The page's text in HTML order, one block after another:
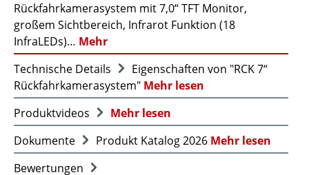
Rückfahrkamerasystem mit 7,0“ TFT Monitor,
großem Sichtbereich, Infrarot Funktion (18
InfraLEDs)… Mehr
Technische Details
Eigenschaften von "RCK 7“
Rückfahrkamerasystem" Mehr lesen
Produktvideos
Mehr lesen
Dokumente
Produkt Katalog 2026 Mehr lesen
Bewertungen